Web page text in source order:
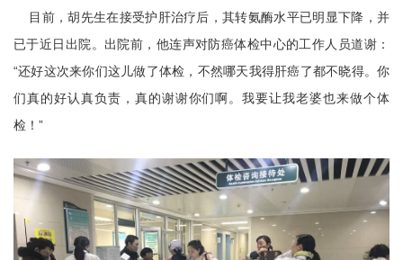
目前，胡先生在接受护肝治疗后，其转氨酶水平已明显下降，并
已于近日出院。出院前，他连声对防癌体检中心的工作人员道谢：
“还好这次来你们这儿做了体检，不然哪天我得肝癌了都不晓得。你
们真的好认真负责，真的谢谢你们啊。我要让我老婆也来做个体
检！”